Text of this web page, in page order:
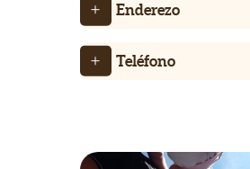
Enderezo
Teléfono